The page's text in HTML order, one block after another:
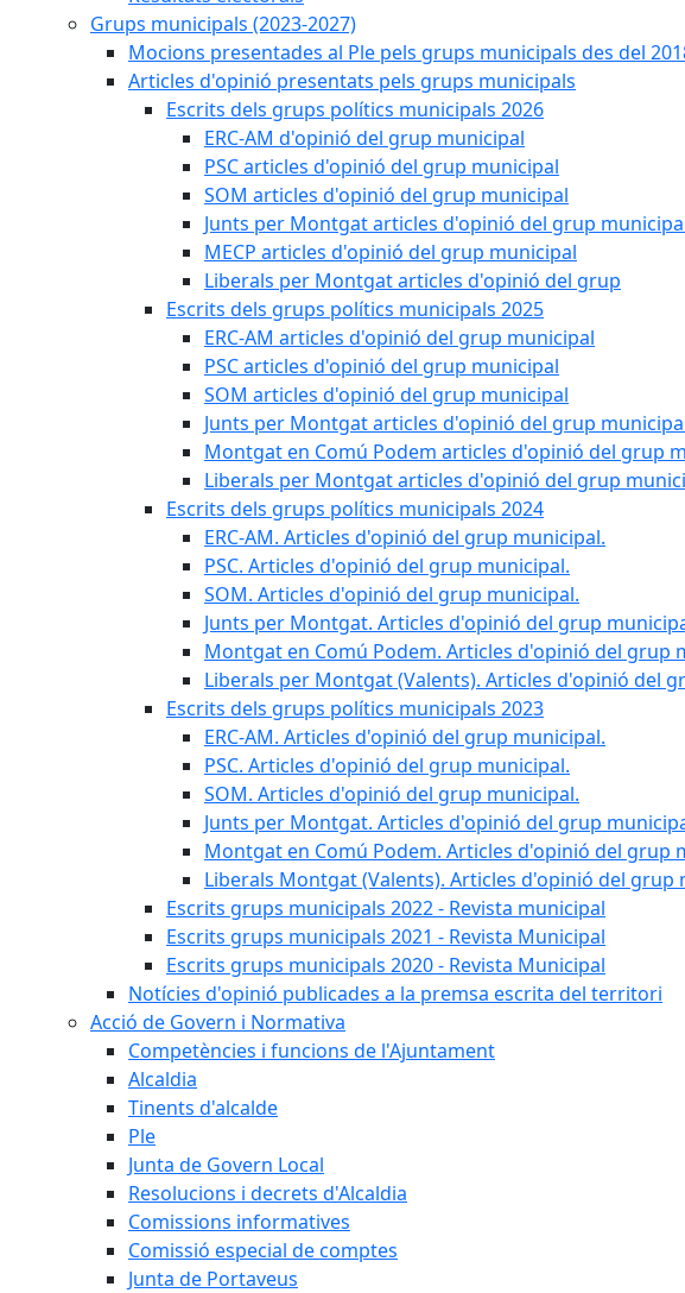
Grups municipals (2023-2027)
Mocions presentades al Ple pels grups municipals des del
Articles d'opinió presentats pels grups municipals
Escrits dels grups polítics municipals 2026
ERC-AM d'opinió del grup municipal
PSC articles d'opinió del grup municipal
SOM articles d'opinió del grup municipal
Junts per Montgat articles d'opinió del grup
MECP articles d'opinió del grup municipal
Liberals per Montgat articles d'opinió del grup
Escrits dels grups polítics municipals 2025
ERC-AM articles d'opinió del grup municipal
PSC articles d'opinió del grup municipal
SOM articles d'opinió del grup municipal
Junts per Montgat articles d'opinió del grup
Montgat en Comú Podem articles d'opinió del grup
Liberals per Montgat articles d'opinió del grup
Escrits dels grups polítics municipals 2024
ERC-AM. Articles d'opinió del grup municipal.
PSC. Articles d'opinió del grup municipal.
SOM. Articles d'opinió del grup municipal.
Junts per Montgat. Articles d'opinió del grup
Montgat en Comú Podem. Articles d'opinió del grup
Liberals per Montgat (Valents). Articles d'opinió del
Escrits dels grups polítics municipals 2023
ERC-AM. Articles d'opinió del grup municipal.
PSC. Articles d'opinió del grup municipal.
SOM. Articles d'opinió del grup municipal.
Junts per Montgat. Articles d'opinió del grup
Montgat en Comú Podem. Articles d'opinió del grup
Liberals Montgat (Valents). Articles d'opinió del grup
Escrits grups municipals 2022 - Revista municipal
Escrits grups municipals 2021 - Revista Municipal
Escrits grups municipals 2020 - Revista Municipal
Notícies d'opinió publicades a la premsa escrita del territori
Acció de Govern i Normativa
Competències i funcions de l'Ajuntament
Alcaldia
Tinents d'alcalde
Ple
Junta de Govern Local
Resolucions i decrets d'Alcaldia
Comissions informatives
Comissió especial de comptes
Junta de Portaveus